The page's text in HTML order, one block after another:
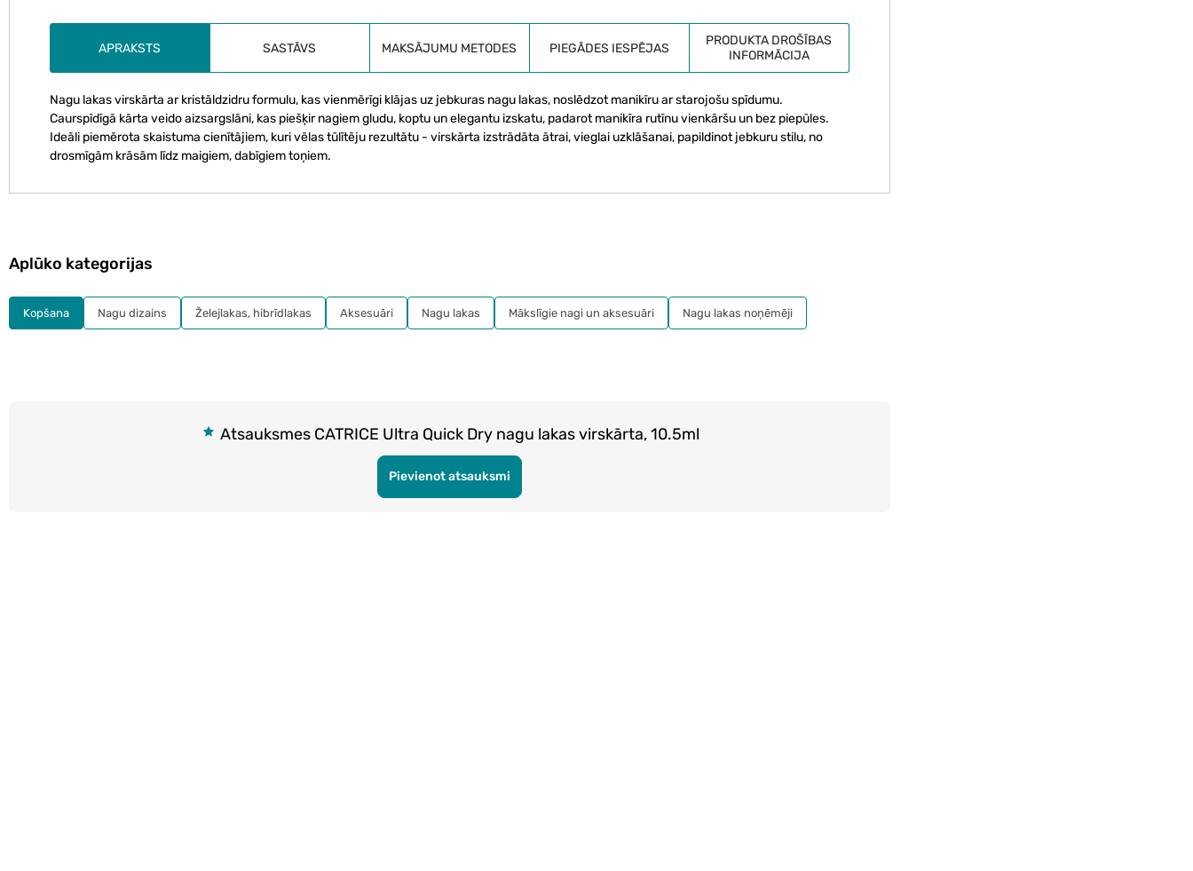
APRAKSTS SASTĀVS MAKSĀJUMU METODES PIEGĀDES IESPĒJAS
PRODUKTA DROŠĪBAS
INFORMĀCIJA
Nagu lakas virskārta ar kristāldzidru formulu, kas vienmērīgi klājas uz jebkuras nagu lakas, noslēdzot manikīru ar starojošu spīdumu.
Caurspīdīgā kārta veido aizsargslāni, kas piešķir nagiem gludu, koptu un elegantu izskatu, padarot manikīra rutīnu vienkāršu un bez piepūles.
Ideāli piemērota skaistuma cienītājiem, kuri vēlas tūlītēju rezultātu - virskārta izstrādāta ātrai, vieglai uzklāšanai, papildinot jebkuru stilu, no
drosmīgām krāsām līdz maigiem, dabīgiem toņiem.
Atsauksmes CATRICE Ultra Quick Dry nagu lakas virskārta, 10.5ml
Pievienot atsauksmi
Aplūko kategorijas
Kopšana Nagu dizains Želejlakas, hibrīdlakas Aksesuāri Nagu lakas Mākslīgie nagi un aksesuāri Nagu lakas noņēmēji